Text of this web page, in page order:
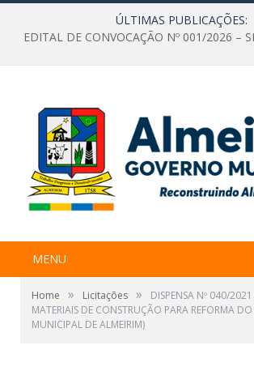
ÚLTIMAS PUBLICAÇÕES:
EDITAL DE CONVOCAÇÃO Nº 001/2026 –
MENU
Home » Licitações »
DISPENSA Nº 040/
MATERIAIS DE CONSTRUÇÃO PARA REFORMA
MUNICIPAL DE ALMEIRIM)